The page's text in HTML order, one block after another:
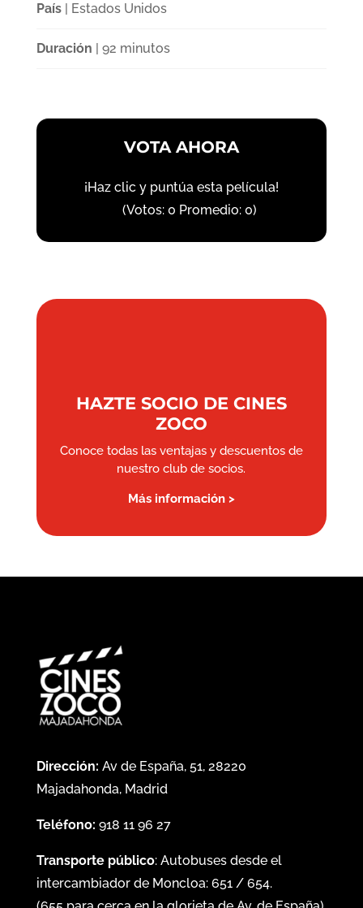
País| Estados Unidos
Duración | 92 minutos
VOTA AHORA
¡Haz clic y puntúa esta película!
(Votos: 0 Promedio: 0)
HAZTE SOCIO DE CINES
ZOCO
Conoce todas las ventajas y descuentos de
nuestro club de socios.
Más información >
Dirección: Av de España, 51, 28220
Majadahonda, Madrid
Teléfono: 918 11 96 27
Transporte público: Autobuses desde el
intercambiador de Moncloa: 651/ 654.